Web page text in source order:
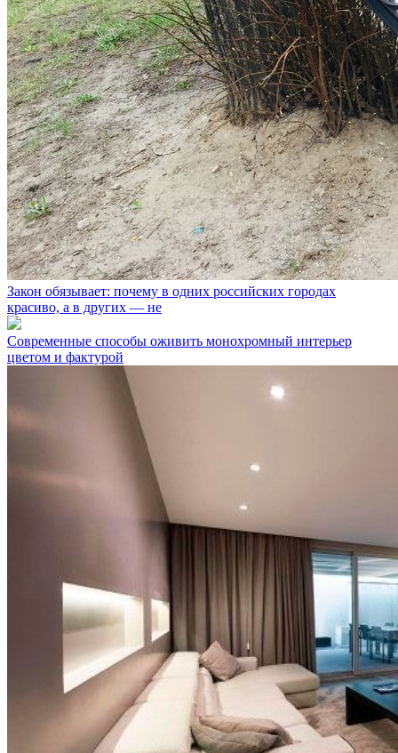
Закон обязывает: почему в одних российских городах
красиво, а в других — не
Современные способы оживить монохромный интерьер
цветом и фактурой